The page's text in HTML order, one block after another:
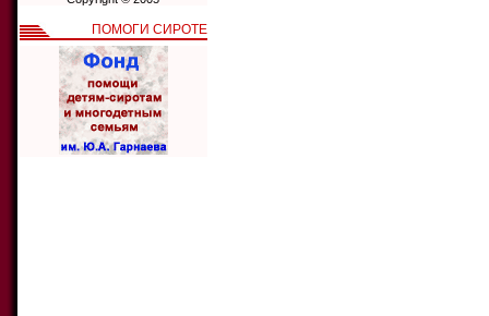
ПОМОГИ СИРОТЕ